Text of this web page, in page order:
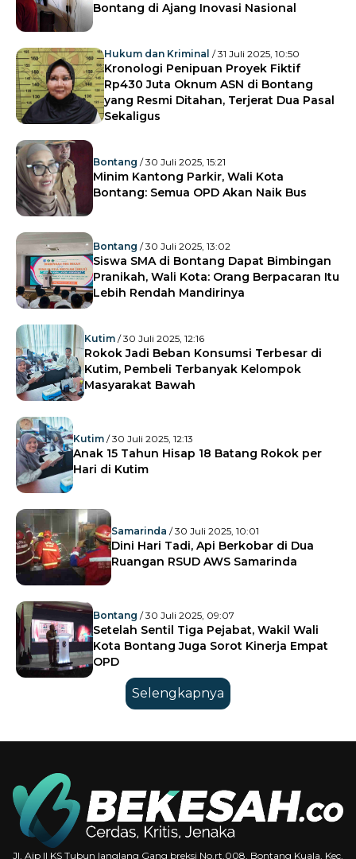
Bontang di Ajang Inovasi Nasional
Hukum dan Kriminal / 31 Juli 2025, 10:50
Kronologi Penipuan Proyek Fiktif
Rp430 Juta Oknum ASN di Bontang
yang Resmi Ditahan, Terjerat Dua Pasal
Sekaligus
Bontang / 30 Juli 2025, 15:21
Minim Kantong Parkir, Wali Kota
Bontang: Semua OPD Akan Naik Bus
Bontang / 30 Juli 2025, 13:02
Siswa SMA di Bontang Dapat Bimbingan
Pranikah, Wali Kota: Orang Berpacaran Itu
Lebih Rendah Mandirinya
Kutim / 30 Juli 2025, 12:16
Rokok Jadi Beban Konsumsi Terbesar di
Kutim, Pembeli Terbanyak Kelompok
Masyarakat Bawah
Kutim/ 30 Juli 2025, 12:13
Anak 15 Tahun Hisap 18 Batang Rokok per
Hari di Kutim
Samarinda / 30 Juli 2025, 10:01
Dini Hari Tadi, Api Berkobar di Dua
Ruangan RSUD AWS Samarinda
Bontang / 30 Juli 2025, 09:07
Setelah Sentil Tiga Pejabat, Wakil Wali
Kota Bontang Juga Sorot Kinerja Empat
OPD
Selengkapnya
Jl. Aip II KS Tubun langlang Gang breksi No.rt.008, Bontang Kuala, Kec.